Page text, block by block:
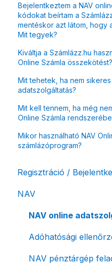
Bejelentkeztem a NAV
kódokat beírtam a
mentéskor azt látom, hogy
Mit tegyek?
Kiváltja a Számlázz.hu
Online Számla összekötést?
Mit tehetek, ha nem sikeres
adatszolgáltatás?
Mit kell tennem, ha még
Online Számla
Mikor használható NAV
számlázóprogram?
Regisztráció /
Felhasználó beállításai
Számlázási fiók
NAV
NAV online
Adóhatósági
NAV pénztárgép